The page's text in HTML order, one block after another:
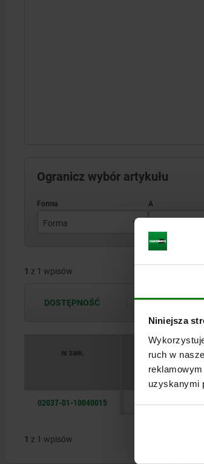
Niniejsza
ruch w
uzyskanymi
Ogranicz wybór artykułu
Forma
1 z 1 wpisów
DOSTĘPNOŚĆ Dostępność jest
nr zam.
Forma
02037-01-10040015 A
1 z 1 wpisów